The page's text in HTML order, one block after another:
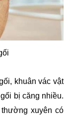
khuân vác vật
bị căng nhiều.
xuyên có